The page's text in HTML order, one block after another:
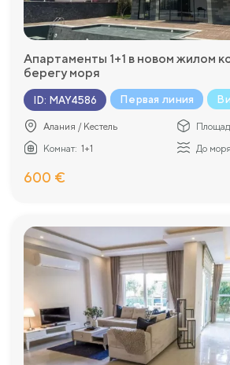
Апартаменты 1+1 в новом жилом
берегу моря
ID: MAY4586 Первая линия
Алания / Кестель
Комнат: 1+1 До
600 €